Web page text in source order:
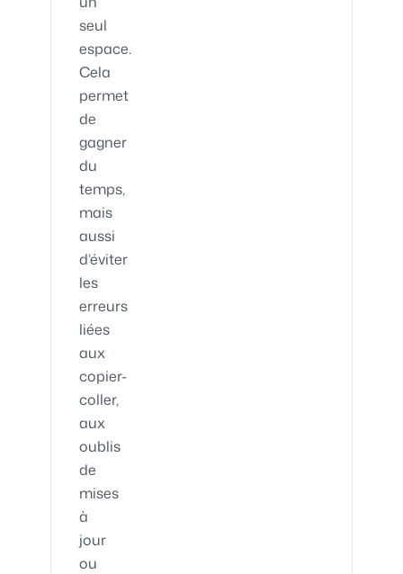
seul
espace.
Cela
permet
de
gagner
du
temps,
mais
aussi
d’éviter
les
erreurs
liées
aux
copier-
coller,
aux
oublis
de
mises
à
jour
ou